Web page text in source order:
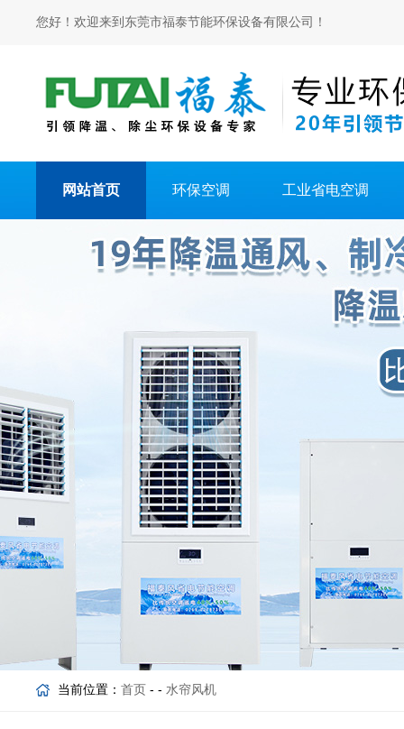
您好！欢迎来到东莞市福泰节能环保设备有限公司！
网站首页 环保空调 工业省电空调
当前位置： 首页 - - 水帘风机